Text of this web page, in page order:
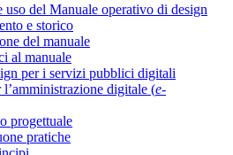
uso del Manuale operativo di design
e storico
del manuale
al manuale
per i servizi pubblici digitali
digitale (e-
progettuale
pratiche